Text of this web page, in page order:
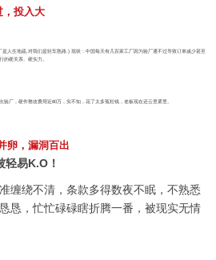
投入大
人生地疏,对我们是轻车熟路.) 现状：中国每天有几百家工厂因为验厂通不过导致订单减少甚至
的硬关系、硬实力。
厂，硬件整改费用近80万，实不知，花了太多冤枉钱，老板现在还云里雾里。
卵，漏洞百出
轻易K.O！
缠绕不清，条款多得数夜不眠，不熟悉
恳，忙忙碌碌瞎折腾一番，被现实无情